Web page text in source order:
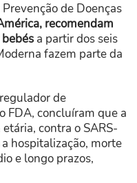
de Doenças
recomendam
a partir dos seis
fazem parte da
de
FDA, concluíram que a
contra o SARS-
hospitalização, morte
e longo prazos,